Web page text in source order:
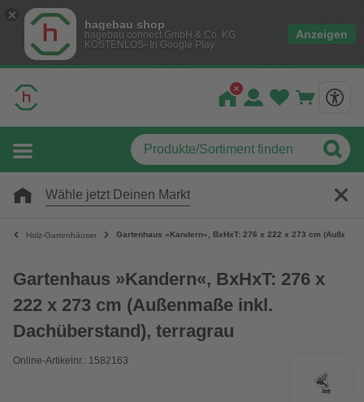
hagebau shop
hagebau connect GmbH & Co. KG
KOSTENLOS- In Google Play
Anzeigen
Wähle jetzt Deinen Markt
Holz-Gartenhäuser Gartenhaus »Kandern«, BxHxT: 276 x 222 x 273 cm
Gartenhaus »Kandern«, BxHxT: 276 x
222 x 273 cm (Außenmaße inkl.
Dachüberstand), terragrau
Online-Artikelnr.: 1582163